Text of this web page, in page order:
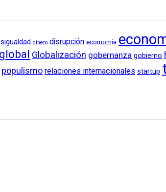
dinero disrupción ecomomía
global Globalización gobernanza gobierno
populismo relaciones internacionales startup